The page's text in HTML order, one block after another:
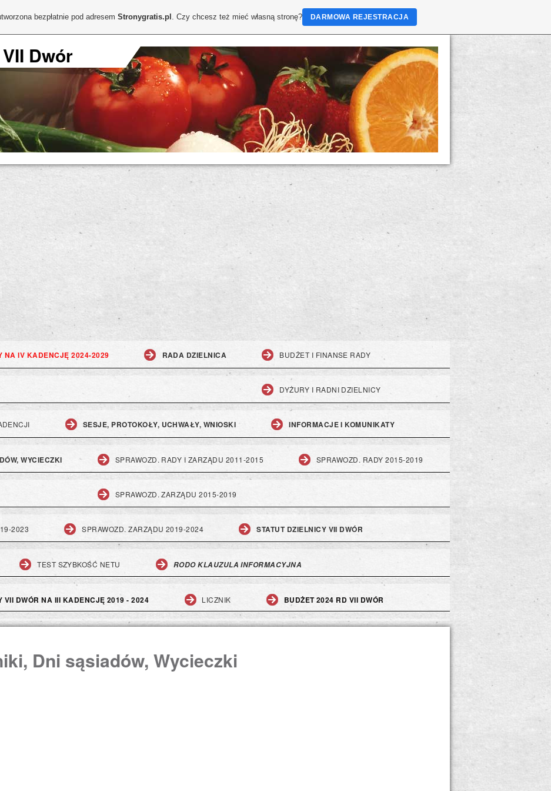
Dwór
NA IV KADENCJĘ 2024-2029 RADA DZIELNICA BUDŻET I FINANSE RADY
DYŻURY I RADNI DZIELNICY
SESJE, PROTOKOŁY, UCHWAŁY, WNIOSKI INFORMACJE I KOMUNIKATY
WYCIECZKI SPRAWOZD. RADY I ZARZĄDU 2011-2015 SPRAWOZD. RADY 2015-2019
SPRAWOZD. ZARZĄDU 2015-2019
2023 SPRAWOZD. ZARZĄDU 2019-2024 STATUT DZIELNICY VII DWÓR
TEST SZYBKOŚĆ NETU RODO KLAUZULA INFORMACYJNA
VII DWÓR NA III KADENCJĘ 2019 - 2024 LICZNIK BUDŻET 2024 RD VII DWÓR
Dni sąsiadów, Wycieczki
bezpłatnie pod adresem Stronygratis.pl . Czy chcesz też mieć własną stronę? DARMOWA REJESTRACJA